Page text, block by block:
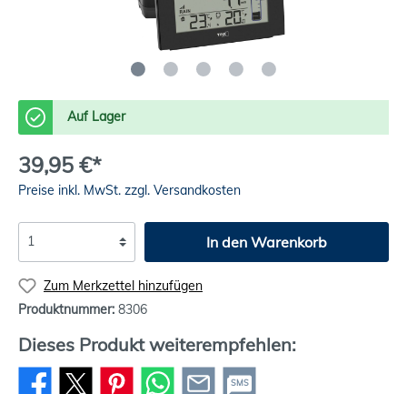
Auf Lager
39,95 €*
Preise inkl. MwSt. zzgl. Versandkosten
In den Warenkorb
Zum Merkzettel hinzufügen
Produktnummer: 8306
Dieses Produkt weiterempfehlen:
SMS